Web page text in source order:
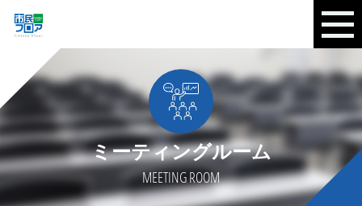
ミーティングルーム
MEETING ROOM